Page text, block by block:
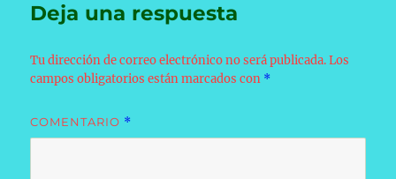
Deja una respuesta
Tu dirección de correo electrónico no será publicada. Los
campos obligatorios están marcados con *
COMENTARIO *